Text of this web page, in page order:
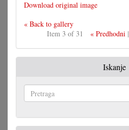
Download original image
« Back to gallery
Item 3 of 31
« Predhodni|
Iskanje